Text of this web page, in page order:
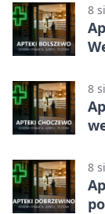
8
8
8